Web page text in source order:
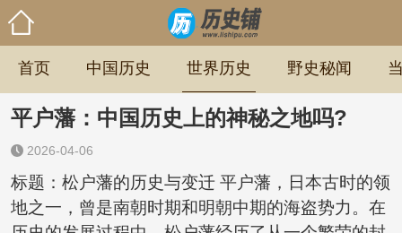
首页 中国历史 世界历史 野史秘闻
平户藩：中国历史上的神秘之地吗?
2026-04-06
标题：松户藩的历史与变迁 平户藩，日本古时的领
地之一，曾是南朝时期和明朝中期的海盗势力。在